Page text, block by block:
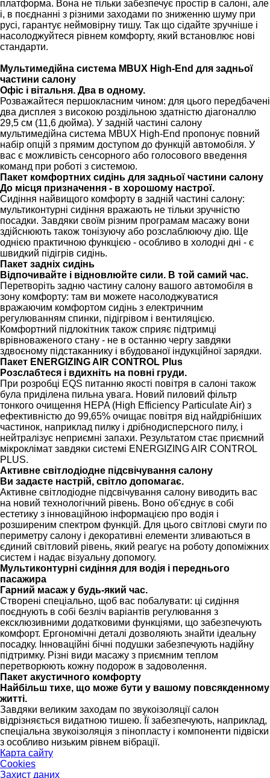
платформа. Вона не тільки забезпечує простір в салоні, але
і, в поєднанні з різними заходами по зниженню шуму при
русі, гарантує неймовірну тишу. Так що сідайте зручніше і
насолоджуйтеся рівнем комфорту, який встановлює нові
стандарти.
Мультимедійна система MBUX High-End для задньої
частини салону
Офіс і вітальня. Два в одному.
Розважайтеся першокласним чином: для цього передбачені
два дисплея з високою роздільною здатністю діагоналлю
29,5 см (11,6 дюйма). У задній частині салону
мультимедійна система MBUX High-End пропонує повний
набір опцій з прямим доступом до функцій автомобіля. У
вас є можливість сенсорного або голосового введення
команд при роботі з системою.
Пакет комфортних сидінь для задньої частини салону
До місця призначення - в хорошому настрої.
Сидіння найвищого комфорту в задній частині салону:
мультиконтурні сидіння вражають не тільки зручністю
посадки. Завдяки своїм різним програмам масажу вони
здійснюють також тонізуючу або розслаблюючу дію. Ще
однією практичною функцією - особливо в холодні дні - є
швидкий підігрів сидінь.
Пакет задніх сидінь
Відпочивайте і відновлюйте сили. В той самий час.
Перетворіть задню частину салону вашого автомобіля в
зону комфорту: там ви можете насолоджуватися
вражаючим комфортом сидінь з електричним
регулюванням спинки, підігрівом і вентиляцією.
Комфортний підлокітник також сприяє підтримці
врівноваженого стану - не в останню чергу завдяки
здвоєному підстаканнику і вбудованої індукційної зарядки.
Пакет ENERGIZING AIR CONTROL Plus
Розслабтеся і вдихніть на повні груди.
При розробці EQS питанню якості повітря в салоні також
була приділена пильна увага. Новий пиловий фільтр
тонкого очищення HEPA (High Efficiency Particulate Air) з
ефективністю до 99,65% очищає повітря від найдрібніших
частинок, наприклад пилку і дрібнодисперсного пилу, і
нейтралізує неприємні запахи. Результатом стає приємний
мікроклімат завдяки системі ENERGIZING AIR CONTROL
PLUS.
Активне світлодіодне підсвічування салону
Ви задаєте настрій, світло допомагає.
Активне світлодіодне підсвічування салону виводить вас
на новий технологічний рівень. Воно об'єднує в собі
естетику з інноваційною інформацією про водія і
розширеним спектром функцій. Для цього світлові смуги по
периметру салону і декоративні елементи зливаються в
єдиний світловий рівень, який реагує на роботу допоміжних
систем і надає візуальну допомогу.
Мультиконтурні сидіння для водія і переднього
пасажира
Гарний масаж у будь-який час.
Створені спеціально, щоб вас побалувати: ці сидіння
поєднують в собі безліч варіантів регулювання з
ексклюзивними додатковими функціями, що забезпечують
комфорт. Ергономічні деталі дозволяють знайти ідеальну
посадку. Інноваційні бічні подушки забезпечують надійну
підтримку. Різні види масажу з приємним теплом
перетворюють кожну подорож в задоволення.
Пакет акустичного комфорту
Найбільш тихе, що може бути у вашому повсякденному
житті.
Завдяки великим заходам по звукоізоляції салон
відрізняється видатною тишею. Її забезпечують, наприклад,
спеціальна звукоізоляція з пінопласту і компоненти підвіски
з особливо низьким рівнем вібрації.
Карта сайту
Cookies
Захист даних